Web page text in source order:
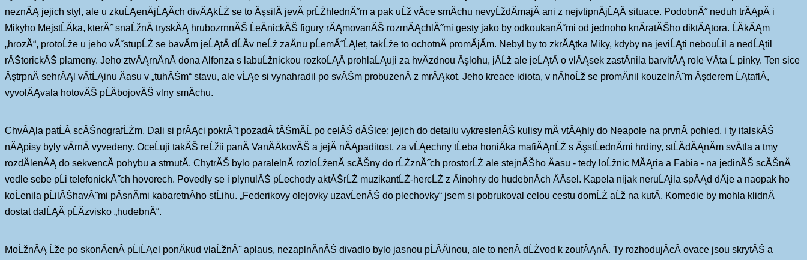
neznĂĄ jejich styl, ale u zkuĹĄenÄjĹĄĂ­ch divĂĄkĹŻ se to ĂşsilĂ­ jevĂ­ prĹŻhlednĂ˝m a pak uĹž vĂ­ce smĂ­chu nevyĹždĂ­majĂ­ ani z nejvtipnÄjĹĄĂ­ situace. PodobnĂ˝ neduh trĂĄpĂ­ i
Mikyho MejstĹĂ­ka, kterĂ˝ snaĹžnÄ tryskĂĄ hrubozrnnĂŠ ĹeÄnickĂŠ figury rĂĄmovanĂŠ rozmĂĄchlĂ˝mi gesty jako by odkoukanĂ˝mi od jednoho knĂ­ratĂŠho diktĂĄtora. ĹĂ­kĂĄm
„hrozĂ­“, protoĹže u jeho vĂ˝stupĹŻ se bavĂ­m jeĹĄtÄ dĹĂ­v neĹž zaÄnu pĹemĂ˝ĹĄlet, takĹže to ochotnÄ promĂ­jĂ­m. Nebyl by to zkrĂĄtka Miky, kdyby na jeviĹĄti nebouĹil a nedĹĄtil
rĂŠtorickĂŠ plameny. Jeho ztvĂĄrnÄnĂ­ dona Alfonza s labuĹžnickou rozkoĹĄĂ­ prohlaĹĄuji za hvÄzdnou Ăşlohu, jĂ­Ĺž ale jeĹĄtÄ o vlĂĄsek zastĂ­nila barvitĂĄ role VĂ­ta Ĺ pinky. Ten sice
ĂştrpnÄ sehrĂĄl vÄtĹĄinu Äasu v „tuhĂŠm“ stavu, ale vĹĄe si vynahradil po svĂŠm probuzenĂ­ z mrĂĄkot. Jeho kreace idiota, v nÄhoĹž se promÄnil kouzelnĂ˝m Ăşderem ĹĄtaflĂ­,
vyvolĂĄvala hotovĂŠ pĹĂ­bojovĂŠ vlny smĂ­chu.
ChvĂĄla patĹĂ­ scĂŠnografĹŻm. Dali si prĂĄci pokrĂ˝t pozadĂ­ tĂŠmÄĹ po celĂŠ dĂŠlce; jejich do detailu vykreslenĂŠ kulisy mÄ vtĂĄhly do Neapole na prvnĂ­ pohled, i ty italskĂŠ
nĂĄpisy byly vÄrnÄ vyvedeny. OceĹuji takĂŠ reĹžii panĂ­ VanĂ­ÄkovĂŠ a jejĂ­ nĂĄpaditost, za vĹĄechny tĹeba honiÄka mafiĂĄnĹŻ s ĂşstĹednĂ­mi hrdiny, stĹĂ­dĂĄnĂ­m svÄtla a tmy
rozdÄlenĂĄ do sekvencĂ­ pohybu a strnutĂ­. ChytrĂŠ bylo paralelnĂ­ rozloĹženĂ­ scĂŠny do rĹŻznĂ˝ch prostorĹŻ ale stejnĂŠho Äasu - tedy loĹžnic MĂĄria a Fabia - na jedinĂŠ scĂŠnÄ
vedle sebe pĹi telefonickĂ˝ch hovorech. Povedly se i plynulĂŠ pĹechody aktĂŠrĹŻ muzikantĹŻ-hercĹŻ z Äinohry do hudebnĂ­ch ÄĂ­sel. Kapela nijak neruĹĄila spĂĄd dÄje a naopak ho
koĹenila pĹilĂŠhavĂ˝mi pĂ­snÄmi kabaretnĂ­ho stĹihu. „Federikovy olejovky uzavĹenĂŠ do plechovky“ jsem si pobrukoval celou cestu domĹŻ aĹž na kutÄ. Komedie by mohla klidnÄ
dostat dalĹĄĂ­ pĹĂ­zvisko „hudebnĂ­“.
MoĹžnĂĄ Ĺže po skonÄenĂ­ pĹiĹĄel ponÄkud vlaĹžnĂ˝ aplaus, nezaplnÄnĂŠ divadlo bylo jasnou pĹĂ­Äinou, ale to nenĂ­ dĹŻvod k zoufĂĄnĂ­. Ty rozhodujĂ­cĂ­ ovace jsou skrytĂŠ a